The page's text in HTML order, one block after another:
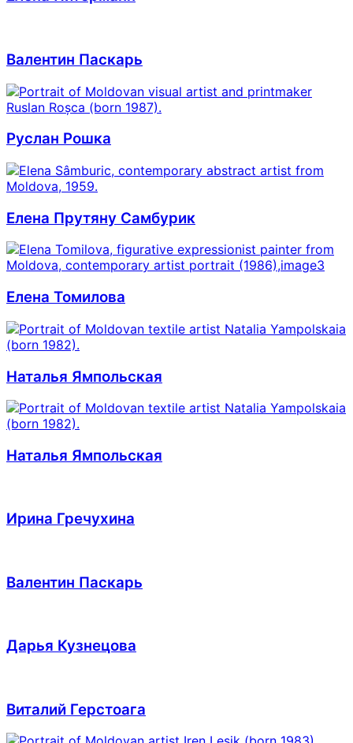
Валентин Паскарь
Руслан Рошка
Елена Прутяну Самбурик
Елена Томилова
Наталья Ямпольская
Наталья Ямпольская
Ирина Гречухина
Валентин Паскарь
Дарья Кузнецова
Виталий Герстоага